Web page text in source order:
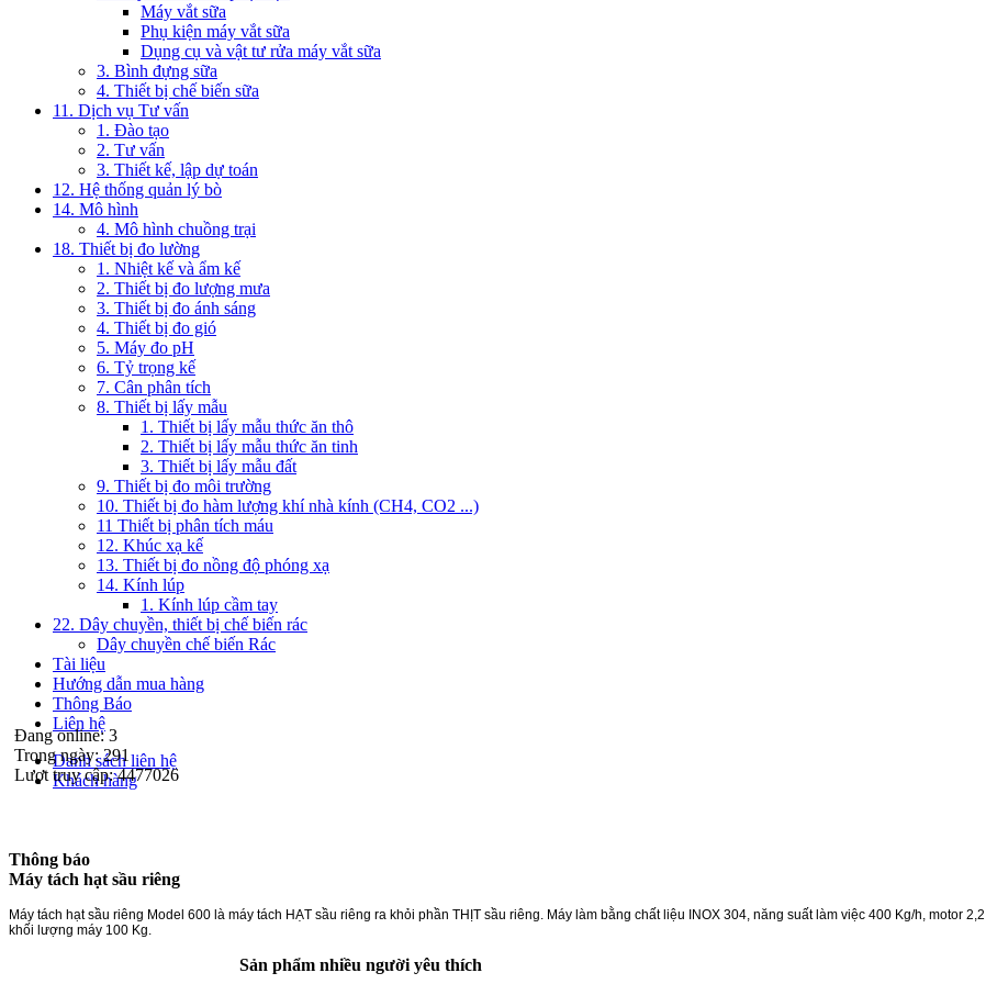
Máy vắt sữa
Phụ kiện máy vắt sữa
Dụng cụ và vật tư rửa máy vắt sữa
3. Bình đựng sữa
4. Thiết bị chế biến sữa
11. Dịch vụ Tư vấn
1. Đào tạo
2. Tư vấn
3. Thiết kế, lập dự toán
12. Hệ thống quản lý bò
14. Mô hình
4. Mô hình chuồng trại
18. Thiết bị đo lường
1. Nhiệt kế và ẩm kế
2. Thiết bị đo lượng mưa
3. Thiết bị đo ánh sáng
4. Thiết bị đo gió
5. Máy đo pH
6. Tỷ trọng kế
7. Cân phân tích
8. Thiết bị lấy mẫu
1. Thiết bị lấy mẫu thức ăn thô
2. Thiết bị lấy mẫu thức ăn tinh
3. Thiết bị lấy mẫu đất
9. Thiết bị đo môi trường
10. Thiết bị đo hàm lượng khí nhà kính (CH4, CO2 ...)
11 Thiết bị phân tích máu
12. Khúc xạ kế
13. Thiết bị đo nồng độ phóng xạ
14. Kính lúp
1. Kính lúp cầm tay
22. Dây chuyền, thiết bị chế biến rác
Dây chuyền chế biến Rác
Tài liệu
Hướng dẫn mua hàng
Thông Báo
Liên hệ
Danh sách liên hệ
Khách hàng
Đang online:3
Trong ngày:291
Lượt truy cập:4477026
Thông báo
Máy tách hạt sầu riêng
Máy tách hạt sầu riêng Model 600 là máy tách HẠT sầu riêng ra khỏi phần THỊT sầu riêng. Máy làm bằng chất liệu INOX 304, năng suất làm việc 400 Kg/h, motor
khối lượng máy 100 Kg.
Sản phẩm nhiều người yêu thích